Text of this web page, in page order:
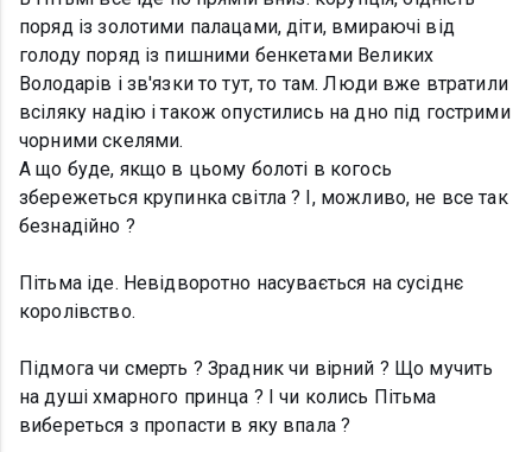
поряд із золотими палацами, діти, вмираючі від
голоду поряд із пишними бенкетами Великих
Володарів і зв'язки то тут, то там. Люди вже втратили
всіляку надію і також опустились на дно під гострими
чорними скелями.
А що буде, якщо в цьому болоті в когось
збережеться крупинка світла ? І, можливо, не все так
безнадійно ?
Пітьма іде. Невідворотно насувається на сусіднє
королівство.
Підмога чи смерть ? Зрадник чи вірний ? Що мучить
на душі хмарного принца ? І чи колись Пітьма
вибереться з пропасти в яку впала ?